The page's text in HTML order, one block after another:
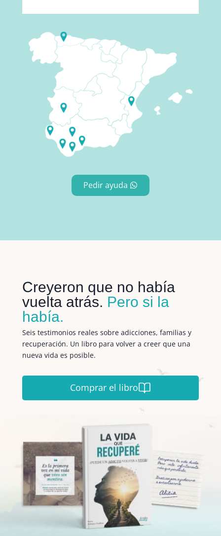
Pedir ayuda
Creyeron que no había
vuelta atrás. Pero si la
había.
Seis testimonios reales sobre adicciones, familias y
recuperación. Un libro para volver a creer que una
nueva vida es posible.
Comprar el libro